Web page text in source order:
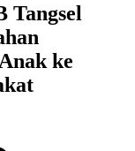
Tangsel
ke